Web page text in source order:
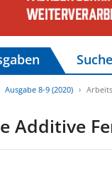
Suche
Ausgabe 8-9 (2020)
Additive